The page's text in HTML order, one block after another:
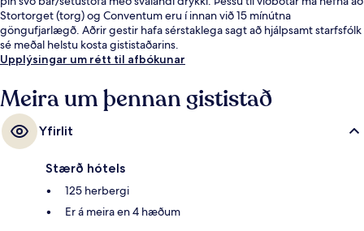
Stortorget (torg) og Conventum eru í innan við 15 mínútna
göngufjarlægð. Aðrir gestir hafa sérstaklega sagt að hjálpsamt starfsfólk
sé meðal helstu kosta gististaðarins.
Upplýsingar um rétt til afbókunar
Meira um þennan gististað
Yfirlit
Stærð hótels
125 herbergi
Er á meira en 4 hæðum